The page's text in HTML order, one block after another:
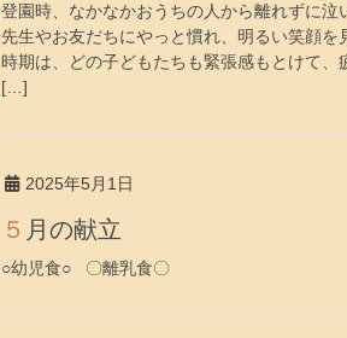
登園時、なかなかおうちの人から離れずに
先生やお友だちにやっと慣れ、明るい笑顔
時期は、どの子どもたちも緊張感もとけて
[…]
2025年5月1日
５月の献立
○幼児食○ 〇離乳食〇